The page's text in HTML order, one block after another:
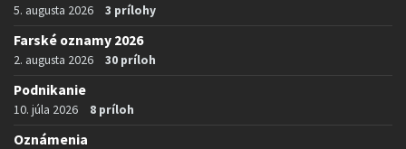
5. augusta 2026 3 prílohy
Farské oznamy 2026
2. augusta 2026 30 príloh
Podnikanie
10. júla 2026 8 príloh
Oznámenia